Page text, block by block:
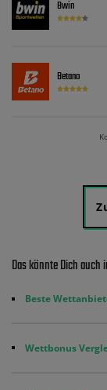
Bwin
Betano
Das könnte Dich auch
Beste
Wettbonus